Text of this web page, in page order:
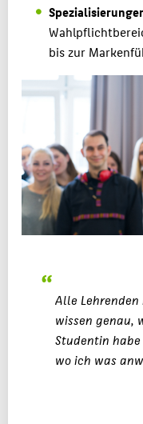
bis zur
Alle
wissen genau,
Studentin
wo ich was